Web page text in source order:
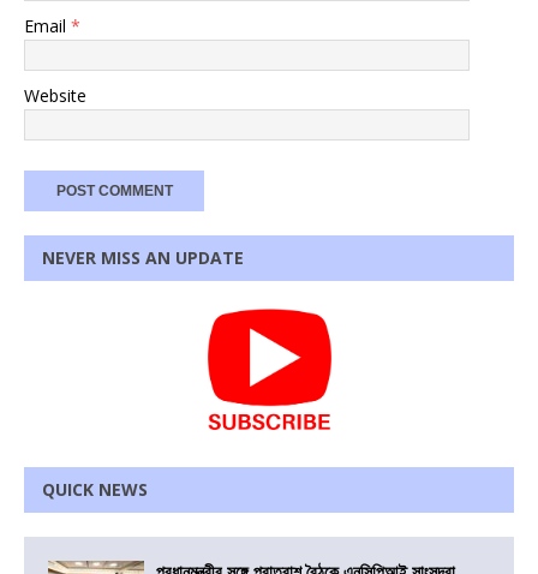
Email *
Website
NEVER MISS AN UPDATE
QUICK NEWS